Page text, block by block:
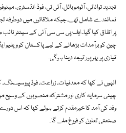
تجدید توانائی، آٹوموبائل، آئی ٹی، فوڈ
نمائندے شامل تھے، جبکہ ملاقاتوں میں دوطرفہ
پر اتفاق کیا گیا۔ایف پی سی سی آئی کے سینئر
چین کو برآمدات بڑھانے کے لیے پاکستان کو ویلیو
تیاری پر بھرپور توجہ دینا ہوگی۔
انہوں نے کہا کہ معدنیات، زراعت، فوڈ
چینی سرمایہ کاری اور مشترکہ منصوبوں کے وسیع
وفد کی آمد کا خیرمقدم کرتے ہوئے کہا کہ اس
صنعتی تعاون کو فروغ ملے گا۔